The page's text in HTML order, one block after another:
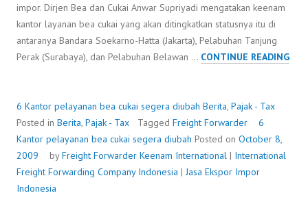
impor. Dirjen Bea dan Cukai Anwar Supriyadi mengatakan keenam
kantor layanan bea cukai yang akan ditingkatkan statusnya itu di
antaranya Bandara Soekarno-Hatta (Jakarta), Pelabuhan Tanjung
Perak (Surabaya), dan Pelabuhan Belawan … CONTINUE READING6
6 Kantor pelayanan bea cukai segera diubah Berita, Pajak - Tax
Posted in Berita, Pajak - Tax Tagged Freight Forwarder
6
Kantor pelayanan bea cukai segera diubah Posted on October 8,
2009
byFreight Forwarder Keenam International | International
Freight Forwarding Company Indonesia |Jasa Ekspor Impor
Indonesia